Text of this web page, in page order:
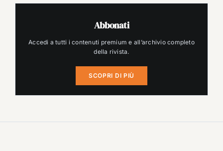
Abbonati
Accedi a tutti i contenuti premium e all’archivio completo
della rivista.
SCOPRI DI PIÙ